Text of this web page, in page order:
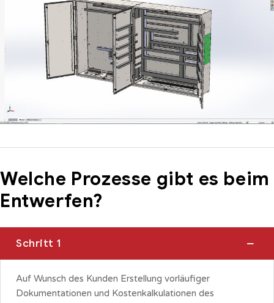
Welche Prozesse gibt es beim
Entwerfen?
Schritt 1
Auf Wunsch des Kunden Erstellung vorläufiger
Dokumentationen und Kostenkalkulationen des